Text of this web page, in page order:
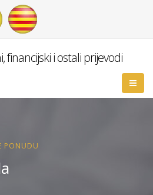
financijski i ostali prijevodi
PONUDU